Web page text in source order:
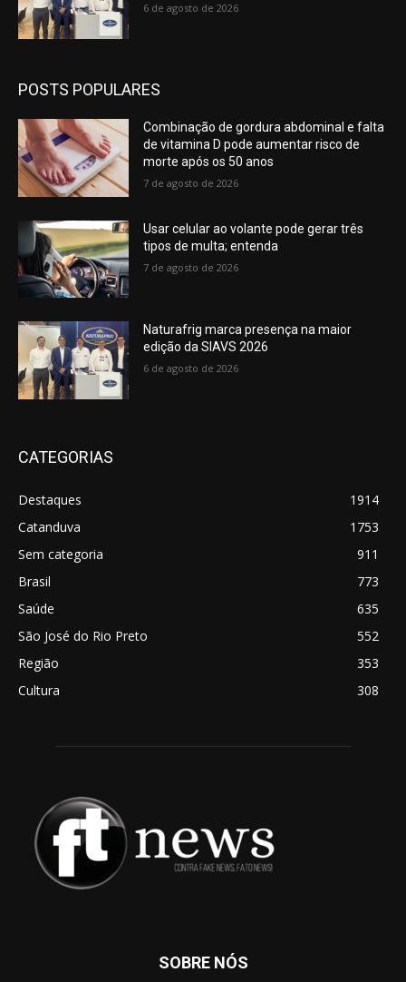
6 de agosto de 2026
POSTS POPULARES
Combinação de gordura abdominal e falta
de vitamina D pode aumentar risco de
morte após os 50 anos
7 de agosto de 2026
Usar celular ao volante pode gerar três
tipos de multa; entenda
7 de agosto de 2026
Naturafrig marca presença na maior
edição da SIAVS 2026
6 de agosto de 2026
CATEGORIAS
Destaques
1914
Catanduva
1753
Sem categoria
911
Brasil
773
Saúde
635
São José do Rio Preto
552
Região
353
Cultura
308
SOBRE NÓS